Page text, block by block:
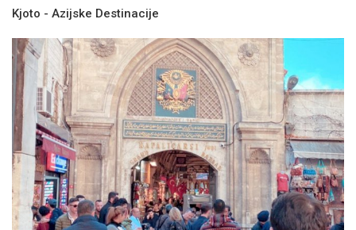
Kjoto - Azijske Destinacije